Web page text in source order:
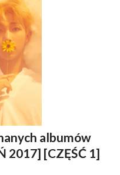
albumów
2017] [CZĘŚĆ 1]